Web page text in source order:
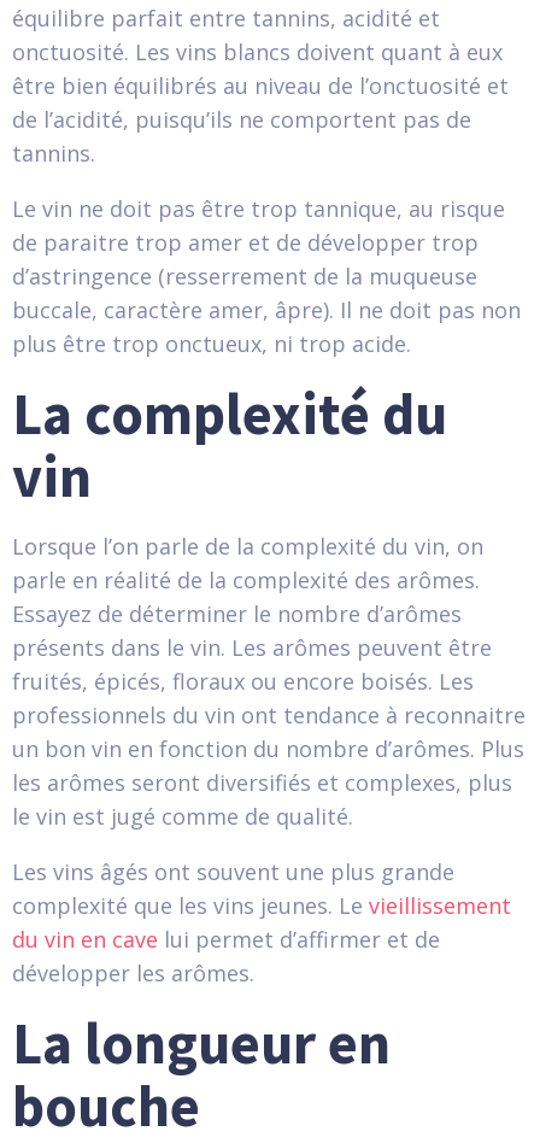
équilibre parfait entre tannins, acidité et
onctuosité. Les vins blancs doivent quant à eux
être bien équilibrés au niveau de l’onctuosité et
de l’acidité, puisqu’ils ne comportent pas de
tannins.
Le vin ne doit pas être trop tannique, au risque
de paraitre trop amer et de développer trop
d’astringence (resserrement de la muqueuse
buccale, caractère amer, âpre). Il ne doit pas non
plus être trop onctueux, ni trop acide.
La complexité du
vin
Lorsque l’on parle de la complexité du vin, on
parle en réalité de la complexité des arômes.
Essayez de déterminer le nombre d’arômes
présents dans le vin. Les arômes peuvent être
fruités, épicés, floraux ou encore boisés. Les
professionnels du vin ont tendance à reconnaitre
un bon vin en fonction du nombre d’arômes. Plus
les arômes seront diversifiés et complexes, plus
le vin est jugé comme de qualité.
Les vins âgés ont souvent une plus grande
complexité que les vins jeunes. Le vieillissement
du vin en cave lui permet d’affirmer et de
développer les arômes.
La longueur en
bouche